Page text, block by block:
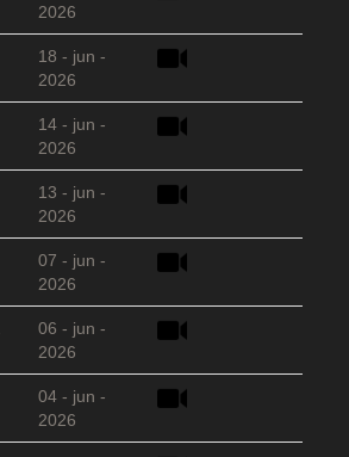
2026
18 - jun -
2026
14 - jun -
2026
13 - jun -
2026
07 - jun -
2026
06 - jun -
2026
04 - jun -
2026